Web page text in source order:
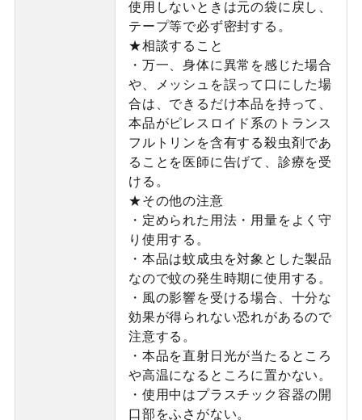
使用しないときは元の袋に戻し、
テープ等で必ず密封する。
★相談すること
・万一、身体に異常を感じた場合
や、メッシュを誤って口にした場
合は、できるだけ本品を持って、
本品がピレスロイド系のトランス
フルトリンを含有する殺虫剤であ
ることを医師に告げて、診療を受
ける。
★その他の注意
・定められた用法・用量をよく守
り使用する。
・本品は蚊成虫を対象とした製品
なので蚊の発生時期に使用する。
・風の影響を受ける場合、十分な
効果が得られない恐れがあるので
注意する。
・本品を直射日光が当たるところ
や高温になるところに置かない。
・使用中はプラスチック容器の開
口部をふさがない。